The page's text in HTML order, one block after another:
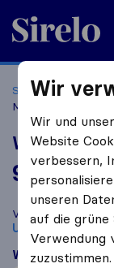
Sirelo.at
Startseite
Möbelpacker Umzug
Wiener
9,2
Sirelo
Vergleichen Sie
Was Kunden
Wir
Wir und
Website
verbessern,
unseren
auf die
Verwendung